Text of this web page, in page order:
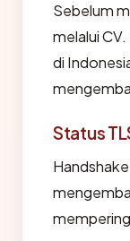
Sebelum
melalui
di
Status